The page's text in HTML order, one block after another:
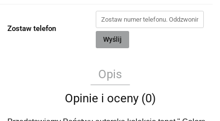
Zostaw telefon
Wyślij
Opis
Opinie i oceny (0)